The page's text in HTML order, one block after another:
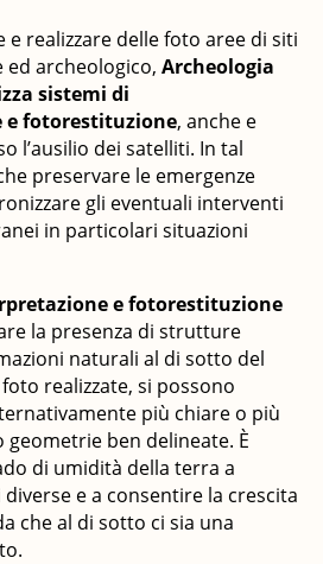
realizzare delle foto aree di siti
archeologico, Archeologia
sistemi di
fotorestituzione, anche e
l’ausilio dei satelliti. In tal
preservare le emergenze
gli eventuali interventi
in particolari situazioni
e fotorestituzione
la presenza di strutture
naturali al di sotto del
realizzate, si possono
più chiare o più
geometrie ben delineate. È
di umidità della terra a
e a consentire la crescita
che al di sotto ci sia una